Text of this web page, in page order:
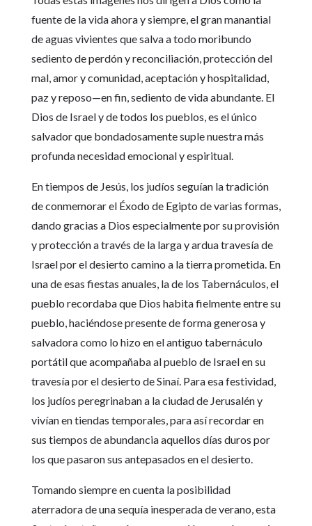
fuente de la vida ahora y siempre, el gran manantial
de aguas vivientes que salva a todo moribundo
sediento de perdón y reconciliación, protección del
mal, amor y comunidad, aceptación y hospitalidad,
paz y reposo—en fin, sediento de vida abundante. El
Dios de Israel y de todos los pueblos, es el único
salvador que bondadosamente suple nuestra más
profunda necesidad emocional y espiritual.
En tiempos de Jesús, los judíos seguían la tradición
de conmemorar el Éxodo de Egipto de varias formas,
dando gracias a Dios especialmente por su provisión
y protección a través de la larga y ardua travesía de
Israel por el desierto camino a la tierra prometida. En
una de esas fiestas anuales, la de los Tabernáculos, el
pueblo recordaba que Dios habita fielmente entre su
pueblo, haciéndose presente de forma generosa y
salvadora como lo hizo en el antiguo tabernáculo
portátil que acompañaba al pueblo de Israel en su
travesía por el desierto de Sinaí. Para esa festividad,
los judíos peregrinaban a la ciudad de Jerusalén y
vivían en tiendas temporales, para así recordar en
sus tiempos de abundancia aquellos días duros por
los que pasaron sus antepasados en el desierto.
Tomando siempre en cuenta la posibilidad
aterradora de una sequía inesperada de verano, esta